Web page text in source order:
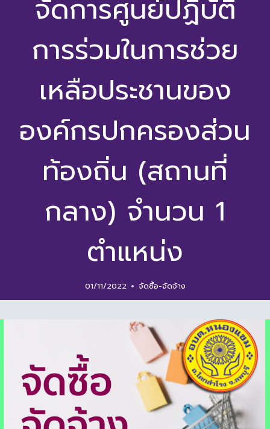
จัดการศูนย์ปฏิบัติ
การร่วมในการช่วย
เหลือประชานของ
องค์กรปกครองส่วน
ท้องถิ่น (สถานที่
กลาง) จำนวน 1
ตำแหน่ง
01/11/2022 จัดซื้อ-จัดจ้าง